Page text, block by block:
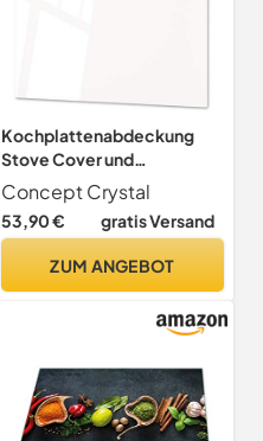
Kochplattenabdeckung
Stove Cover und
Schneideplatten SINGLE
mit 60 x 52 cm und DOUBLE
- zwei Bretter mit 30 x 52
Serie: White
Concept Crystal
53,90 € gratis Versand
ZUM ANGEBOT